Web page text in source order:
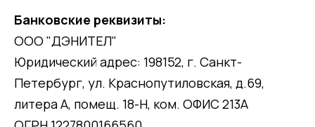
Банковские реквизиты:
ООО "ДЭНИТЕЛ"
Юридический адрес: 198152, г. Санкт-
Петербург, ул. Краснопутиловская, д.69,
литера А, помещ. 18-Н, ком. ОФИС 213А